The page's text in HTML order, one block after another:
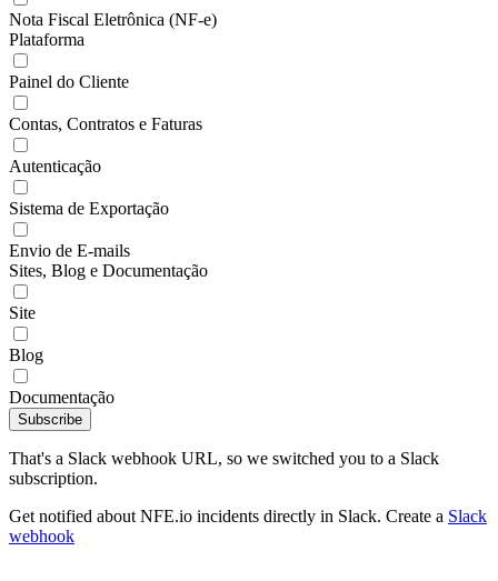
Nota Fiscal Eletrônica (NF-e)
Plataforma
Painel do Cliente
Contas, Contratos e Faturas
Autenticação
Sistema de Exportação
Envio de E-mails
Sites, Blog e Documentação
Site
Blog
Documentação
Subscribe
That's a Slack webhook URL, so we switched you to a Slack
subscription.
Get notified about NFE.io incidents directly in Slack. Create a Slack
webhook